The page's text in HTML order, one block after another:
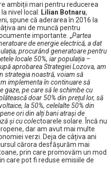
ambiții mari pentru reducerea
nivel local.
Lilian Botnaru,
spune că aderarea în 2016 la
ani de muncă pentru
importante. „Partea
de energie electrică, a dat
procurând generatoare pentru
locale 50%, iar populația –
aprobarea Strategiei Lozova, am
strategia noastră, voiam să
implementa în continuare să
gaze, pe care să le schimbe cu
doar 50% din prețul lor, să
la 50%, celelalte 50% din
ori din alți bani atrași de
și cucolectoarele solare. Încă nu
dar am avut mai multe
verzi. Deja de câțiva ani
cărora desfășurăm mai
prin care promovăm un mod
care pot fi reduse emisiile de